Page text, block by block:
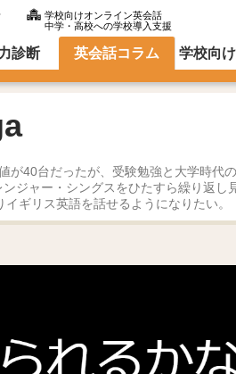
学校向けオンライン英会話
中学・高校への学校導入支援
診断 英会話コラム 学校向
が40台だったが、受験勉強と大学時代
ジャー・シングスをひたすら繰り返し
ギリス英語を話せるようになりたい。